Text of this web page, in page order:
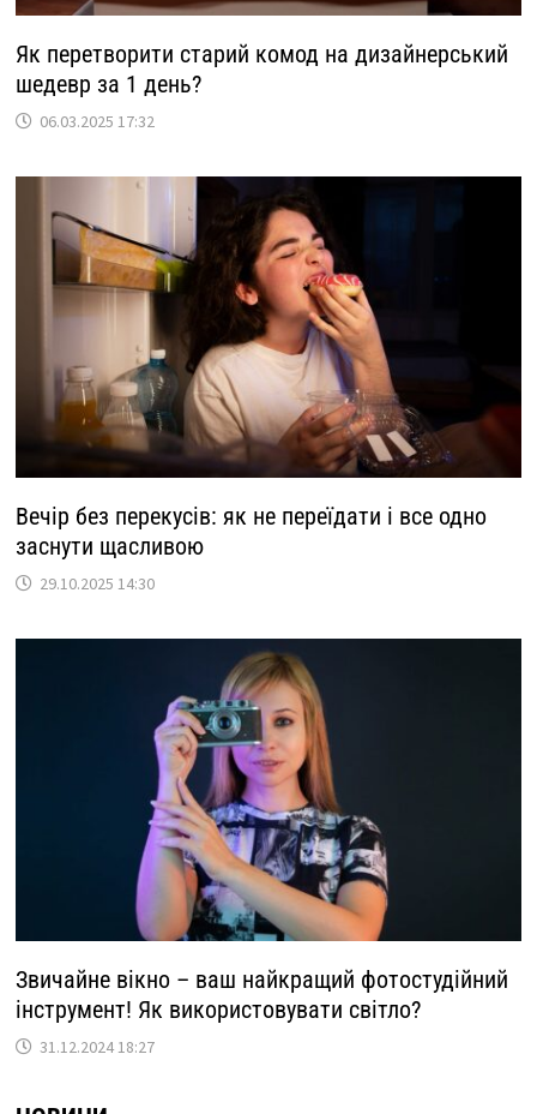
Як перетворити старий комод на дизайнерський
шедевр за 1 день?
06.03.2025 17:32
Вечір без перекусів: як не переїдати і все одно
заснути щасливою
29.10.2025 14:30
Звичайне вікно – ваш найкращий фотостудійний
інструмент! Як використовувати світло?
31.12.2024 18:27